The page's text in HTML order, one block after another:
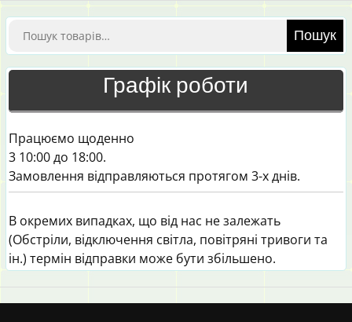
Шукати: Пошук
Графік роботи
Працюємо щоденно
3 10:00 до 18:00.
Замовлення відправляються протягом 3-х днів.
В окремих випадках, що від нас не залежать
(Обстріли, відключення світла, повітряні тривоги та
ін.) термін відправки може бути збільшено.